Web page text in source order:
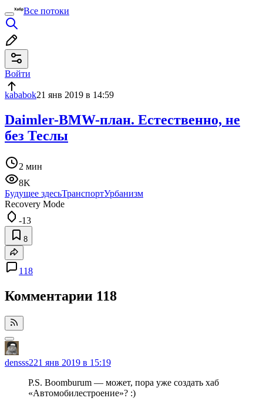
Все потоки
Войти
kababok21 янв 2019 в 14:59
Daimler-BMW-план. Естественно, не
без Теслы
2 мин
8K
Будущее здесьТранспортУрбанизм
Recovery Mode
-13
8
118
Комментарии 118
densss221 янв 2019 в 15:19
P.S. Boomburum — может, пора уже создать хаб
«Автомобилестроение»? :)